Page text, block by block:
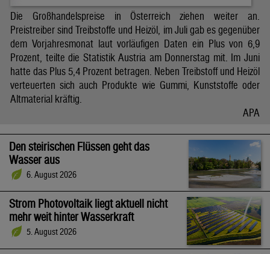
Die Großhandelspreise in Österreich ziehen weiter an.
Preistreiber sind Treibstoffe und Heizöl, im Juli gab es gegenüber
dem Vorjahresmonat laut vorläufigen Daten ein Plus von 6,9
Prozent, teilte die Statistik Austria am Donnerstag mit. Im Juni
hatte das Plus 5,4 Prozent betragen. Neben Treibstoff und Heizöl
verteuerten sich auch Produkte wie Gummi, Kunststoffe oder
Altmaterial kräftig.
APA
Den steirischen Flüssen geht das
Wasser aus
6. August 2026
Strom Photovoltaik liegt aktuell nicht
mehr weit hinter Wasserkraft
5. August 2026